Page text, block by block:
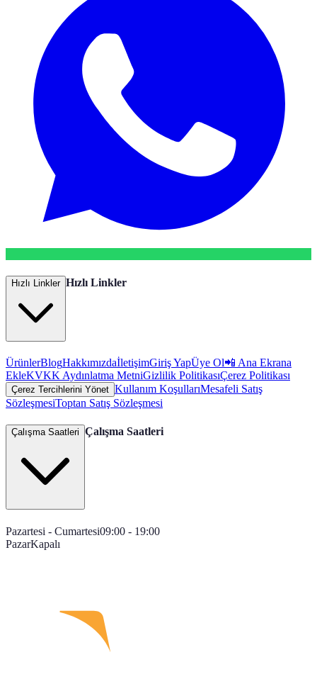
Hızlı Linkler Hızlı Linkler
ÜrünlerBlogHakkımızdaİletişimGiriş YapÜye Ol📲 Ana Ekrana
EkleKVKK Aydınlatma MetniGizlilik PolitikasıÇerez Politikası
Çerez Tercihlerini Yönet Kullanım KoşullarıMesafeli Satış
SözleşmesiToptan Satış Sözleşmesi
Çalışma Saatleri Çalışma Saatleri
Pazartesi - Cumartesi09:00 - 19:00
PazarKapalı